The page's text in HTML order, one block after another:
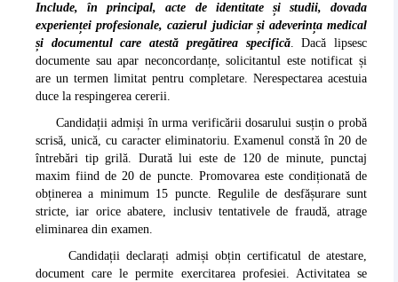
Include, în principal, acte de identitate și studii, dovada
experienței profesionale, cazierul judiciar și adeverința medical
și documentul care atestă pregătirea specifică. Dacă lipsesc
documente sau apar neconcordanțe, solicitantul este notificat și
are un termen limitat pentru completare. Nerespectarea acestuia
duce la respingerea cererii.
Candidații admiși în urma verificării dosarului susțin o probă
scrisă, unică, cu caracter eliminatoriu. Examenul constă în 20 de
întrebări tip grilă. Durată lui este de 120 de minute, punctaj
maxim fiind de 20 de puncte. Promovarea este condiționată de
obținerea a minimum 15 puncte. Regulile de desfășurare sunt
stricte, iar orice abatere, inclusiv tentativele de fraudă, atrage
eliminarea din examen.
Candidații declarați admiși obțin certificatul de atestare,
document care le permite exercitarea profesiei. Activitatea se